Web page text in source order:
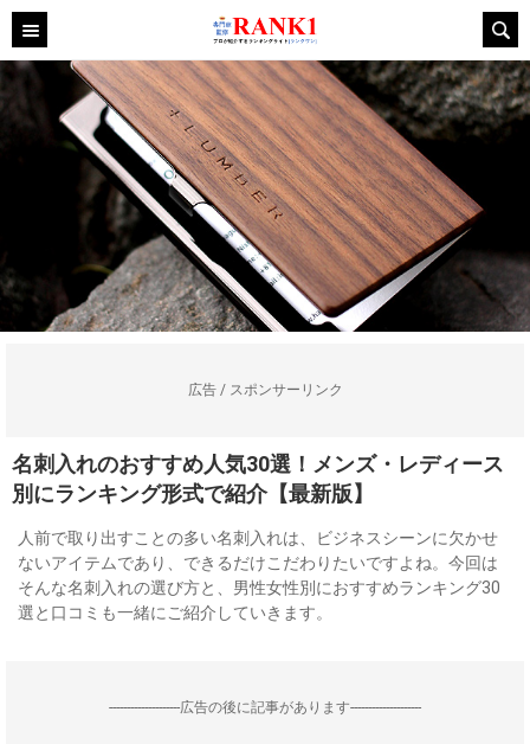
広告 / スポンサーリンク
名刺入れのおすすめ人気30選！メンズ・レディース
別にランキング形式で紹介【最新版】
人前で取り出すことの多い名刺入れは、ビジネスシーンに欠かせ
ないアイテムであり、できるだけこだわりたいですよね。今回は
そんな名刺入れの選び方と、男性女性別におすすめランキング30
選と口コミも一緒にご紹介していきます。
--------------------広告の後に記事があります--------------------